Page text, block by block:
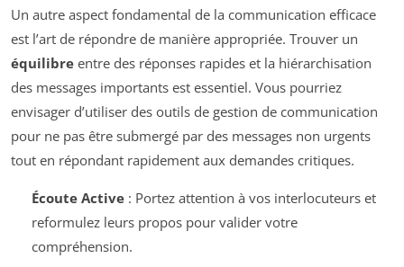
Un autre aspect fondamental de la communication efficace
est l’art de répondre de manière appropriée. Trouver un
équilibre entre des réponses rapides et la hiérarchisation
des messages importants est essentiel. Vous pourriez
envisager d’utiliser des outils de gestion de communication
pour ne pas être submergé par des messages non urgents
tout en répondant rapidement aux demandes critiques.
Écoute Active: Portez attention à vos interlocuteurs et
reformulez leurs propos pour valider votre
compréhension.